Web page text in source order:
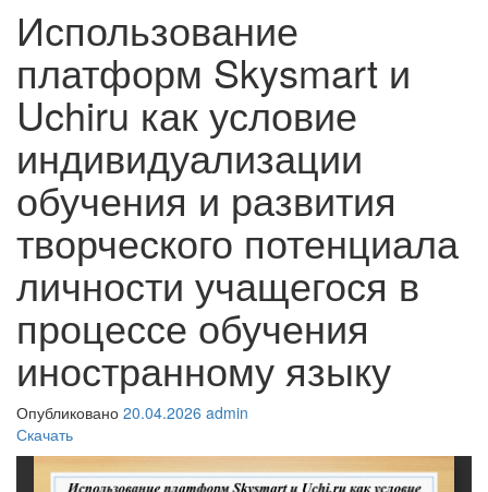
Использование
платформ Skysmart и
Uchiru как условие
индивидуализации
обучения и развития
творческого потенциала
личности учащегося в
процессе обучения
иностранному языку
Опубликовано 20.04.2026 admin
Скачать